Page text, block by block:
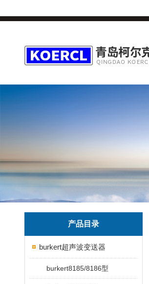
产品目录
burkert超声波变送器
burkert8185/8186型